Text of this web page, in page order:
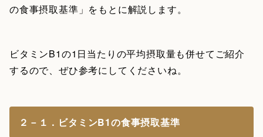
の食事摂取基準」をもとに解説します。
ビタミンB1の1日当たりの平均摂取量も併せてご紹介
するので、ぜひ参考にしてくださいね。
２－１．ビタミンB1の食事摂取基準